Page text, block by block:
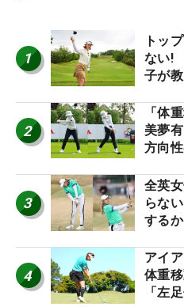
1
トッ
ない!
子が
2
「体
美夢
方向
3
全英
らな
する
4
アイ
体重
「左